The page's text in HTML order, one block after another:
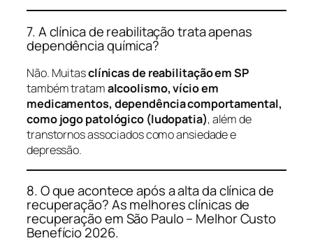
7. A clínica de reabilitação trata apenas
dependência química?
Não. Muitasclínicas de reabilitação em SP
também tratamalcoolismo, vício em
medicamentos, dependência comportamental,
como jogo patológico (ludopatia), além de
transtornos associados como ansiedade e
depressão.
8. O que acontece após a alta da clínica de
recuperação? As melhores clínicas de
recuperação em São Paulo – Melhor Custo
Benefício 2026.